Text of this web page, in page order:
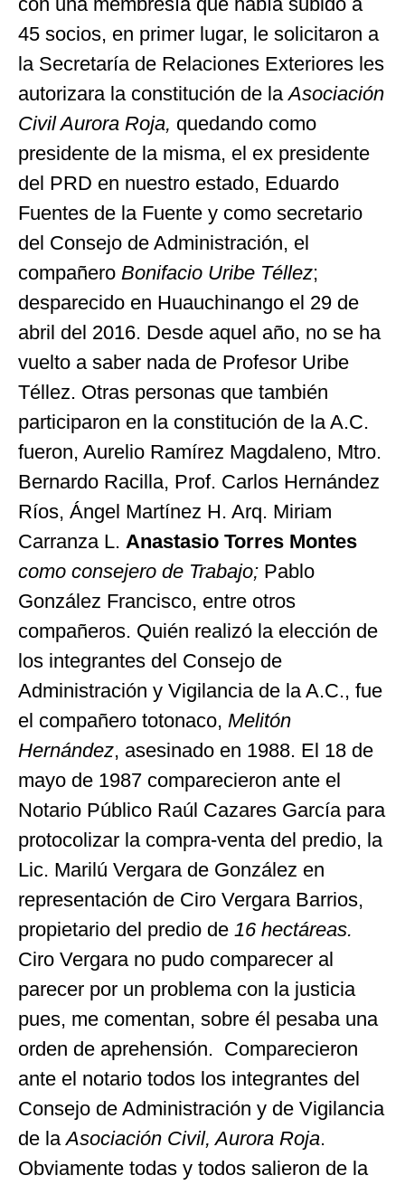
45 socios, en primer lugar, le solicitaron a
la Secretaría de Relaciones Exteriores les
autorizara la constitución de laAsociación
Civil Aurora Roja, quedando como
presidente de la misma, el ex presidente
del PRD en nuestro estado, Eduardo
Fuentes de la Fuente y como secretario
del Consejo de Administración, el
compañero Bonifacio Uribe Téllez;
desparecido en Huauchinango el 29 de
abril del 2016. Desde aquel año, no se ha
vuelto a saber nada de Profesor Uribe
Téllez. Otras personas que también
participaron en la constitución de la A.C.
fueron, Aurelio Ramírez Magdaleno, Mtro.
Bernardo Racilla, Prof. Carlos Hernández
Ríos, Ángel Martínez H. Arq. Miriam
Carranza L. Anastasio Torres Montes
como consejero de Trabajo; Pablo
González Francisco, entre otros
compañeros. Quién realizó la elección de
los integrantes del Consejo de
Administración y Vigilancia de la A.C., fue
el compañero totonaco, Melitón
Hernández, asesinado en 1988. El 18 de
mayo de 1987 comparecieron ante el
Notario Público Raúl Cazares García para
protocolizar la compra-venta del predio, la
Lic. Marilú Vergara de González en
representación de Ciro Vergara Barrios,
propietario del predio de 16 hectáreas.
Ciro Vergara no pudo comparecer al
parecer por un problema con la justicia
pues, me comentan, sobre él pesaba una
orden de aprehensión. Comparecieron
ante el notario todos los integrantes del
Consejo de Administración y de Vigilancia
de laAsociación Civil, Aurora Roja.
Obviamente todas y todos salieron de la